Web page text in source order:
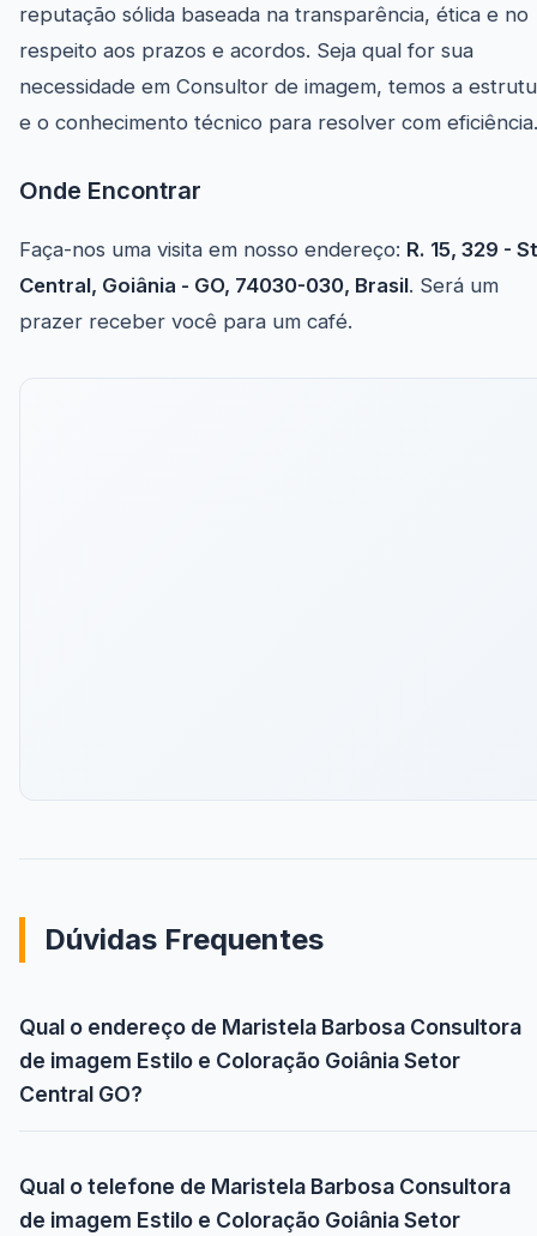
reputação sólida baseada na transparência, ética e no
respeito aos prazos e acordos. Seja qual for sua
necessidade em Consultor de imagem, temos a
e o conhecimento técnico para resolver com eficiência.
Onde Encontrar
Faça-nos uma visita em nosso endereço: R. 15, 329 -
Central, Goiânia - GO, 74030-030, Brasil. Será um
prazer receber você para um café.
Dúvidas Frequentes
Qual o endereço de Maristela Barbosa Consultora
de imagem Estilo e Coloração Goiânia Setor
Central GO?
Qual o telefone de Maristela Barbosa Consultora
de imagem Estilo e Coloração Goiânia Setor